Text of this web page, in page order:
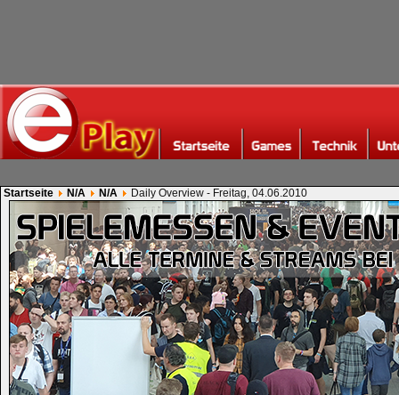
Startseite N/A N/A Daily Overview - Freitag, 04.06.2010